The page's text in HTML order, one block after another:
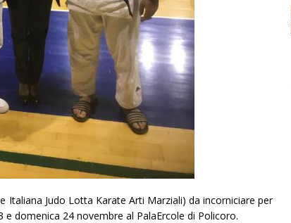
Italiana Judo Lotta Karate Arti Marziali) da incorniciare per
domenica 24 novembre al PalaErcole di Policoro.